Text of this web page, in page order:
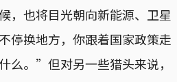
，也将目光朝向新能源、卫星
停换地方，你跟着国家政策走
么。”但对另一些猎头来说，